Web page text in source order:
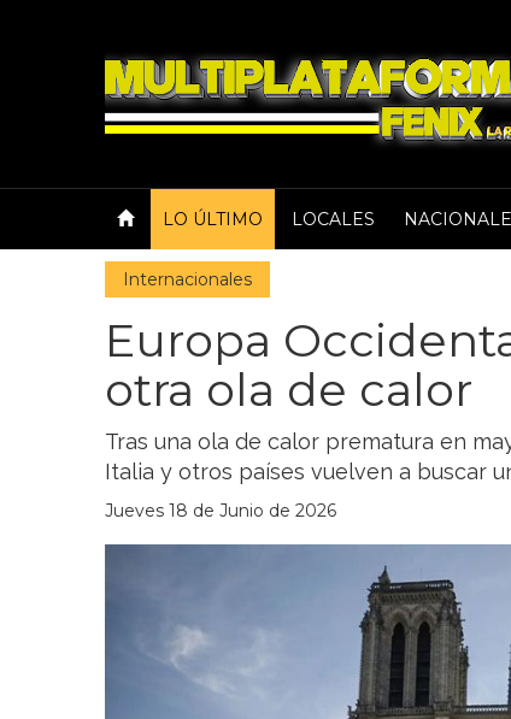
LO ÚLTIMO LOCALES
Internacionales
Europa
otra ola de calor
Tras una ola de calor prematura en
Italia y otros países vuelven a buscar
Jueves 18 de Junio de 2026